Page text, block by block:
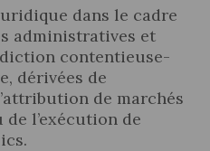
dans le cadre
administratives et
contentieuse-
dérivées de
de marchés
l’exécution de